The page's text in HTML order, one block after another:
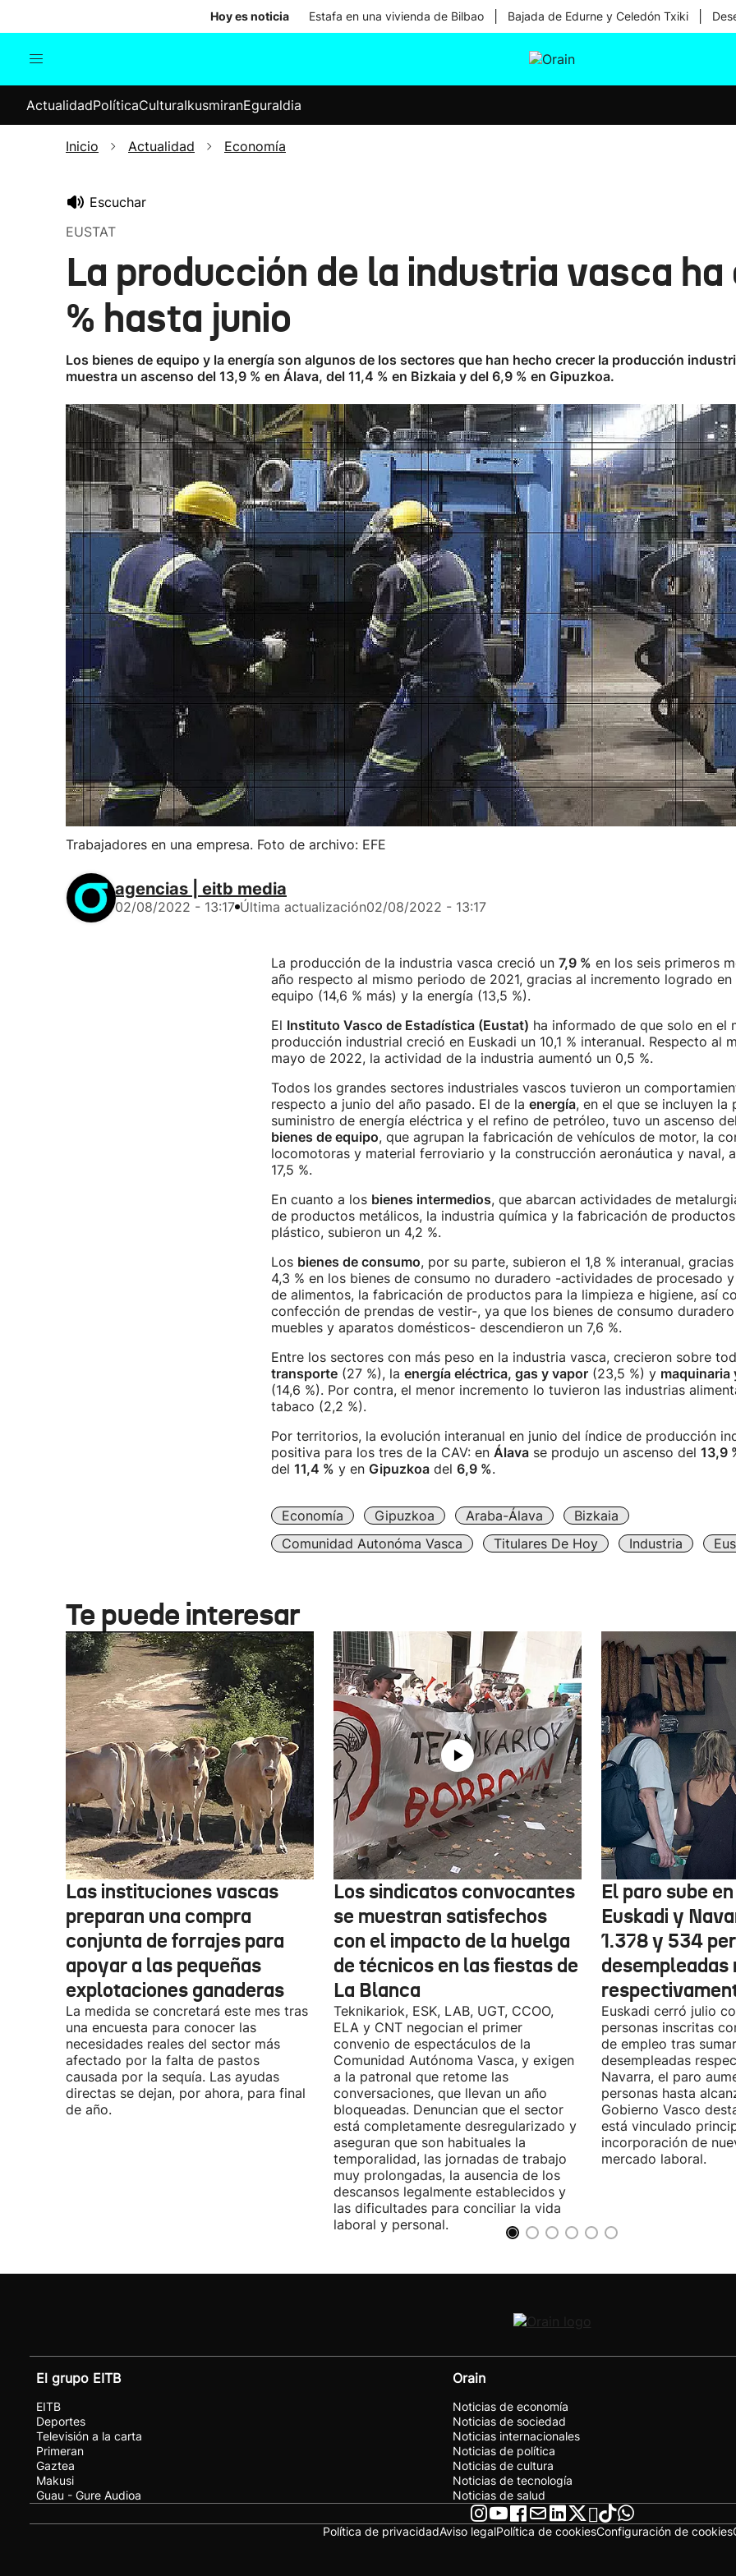
Hoy es noticia Estafa en una vivienda de Bilbao Bajada de Edurne y Celedón Txiki
Internacional
Elecciones
ActualidadPolíticaCulturaIkusmiranEguraldia
Inicio Actualidad Economía
Escuchar
EUSTAT
La producción de la industria vasca
% hasta junio
Los bienes de equipo y la energía son algunos de los sectores que han hecho crecer la producción
muestra un ascenso del 13,9 % en Álava, del 11,4 % en Bizkaia y del 6,9 % en Gipuzkoa.
Trabajadores en una empresa. Foto de archivo: EFE
agencias | eitb media
02/08/2022 - 13:17 Última actualización02/08/2022 - 13:17
La producción de la industria vasca creció un 7,9 % en los seis primeros
año respecto al mismo periodo de 2021, gracias al incremento logrado en
equipo (14,6 % más) y la energía (13,5 %).
El Instituto Vasco de Estadística (Eustat) ha informado de que solo en el
producción industrial creció en Euskadi un 10,1 % interanual. Respecto al
mayo de 2022, la actividad de la industria aumentó un 0,5 %.
Todos los grandes sectores industriales vascos tuvieron un
respecto a junio del año pasado. El de la energía, en el que se incluyen la
suministro de energía eléctrica y el refino de petróleo, tuvo un ascenso
bienes de equipo, que agrupan la fabricación de vehículos de motor, la
locomotoras y material ferroviario y la construcción aeronáutica y naval,
17,5 %.
En cuanto a los bienes intermedios, que abarcan actividades de
de productos metálicos, la industria química y la fabricación de
plástico, subieron un 4,2 %.
Los bienes de consumo, por su parte, subieron el 1,8 % interanual,
4,3 % en los bienes de consumo no duradero -actividades de procesado
de alimentos, la fabricación de productos para la limpieza e higiene, así
confección de prendas de vestir-, ya que los bienes de consumo
muebles y aparatos domésticos- descendieron un 7,6 %.
Entre los sectores con más peso en la industria vasca, crecieron sobre
transporte(27 %), la energía eléctrica, gas y vapor(23,5 %) y maquinaria
(14,6 %). Por contra, el menor incremento lo tuvieron las industrias
tabaco (2,2 %).
Por territorios, la evolución interanual en junio del índice de producción
positiva para los tres de la CAV: en Álavase produjo un ascenso del 13,9
del 11,4 % y en Gipuzkoadel 6,9 %.
Economía Gipuzkoa Araba-Álava
Bizkaia
Comunidad Autonóma Vasca
Titulares De Hoy Industria
Te puede interesar
Las instituciones vascas
preparan una compra
conjunta de forrajes para
apoyar a las pequeñas
explotaciones ganaderas
La medida se concretará este mes tras
una encuesta para conocer las
necesidades reales del sector más
afectado por la falta de pastos
causada por la sequía. Las ayudas
directas se dejan, por ahora, para final
de año.
Los sindicatos convocantes
se muestran satisfechos
con el impacto de la huelga
de técnicos en las fiestas de
La Blanca
Teknikariok, ESK, LAB, UGT, CCOO,
ELA y CNT negocian el primer
convenio de espectáculos de la
Comunidad Autónoma Vasca, y exigen
a la patronal que retome las
conversaciones, que llevan un año
bloqueadas. Denuncian que el sector
está completamente desregularizado y
aseguran que son habituales la
temporalidad, las jornadas de trabajo
muy prolongadas, la ausencia de los
descansos legalmente establecidos y
las dificultades para conciliar la vida
laboral y personal.
El paro sube
Euskadi y
1.378 y 534
desempleadas
Euskadi cerró julio
personas inscritas
de empleo tras
desempleadas
Navarra, el paro
personas hasta
Gobierno Vasco
está vinculado
incorporación de
mercado laboral.
El grupo EITB
EITB
Deportes
Televisión a la carta
Primeran
Gaztea
Makusi
Guau - Gure Audioa
Orain
Noticias de economía
Noticias de sociedad
Noticias internacionales
Noticias de política
Noticias de cultura
Noticias de tecnología
Noticias de salud
Política de privacidadAviso legalPolítica de cookiesConfiguración de cookies